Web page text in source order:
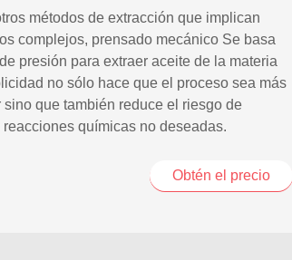
métodos de extracción que implican
complejos, prensado mecánico Se basa
presión para extraer aceite de la materia
no sólo hace que el proceso sea más
que también reduce el riesgo de
químicas no deseadas.
Obtén el precio